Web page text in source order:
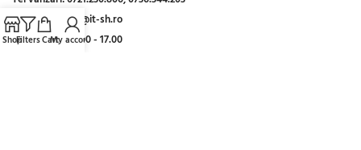
Email:comenzi@it-sh.ro
Luni-Vineri:09:00 - 17.00
ShopFiltersCartMy account